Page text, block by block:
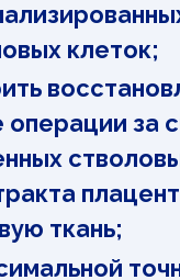
клеток;
операции за
ткань;